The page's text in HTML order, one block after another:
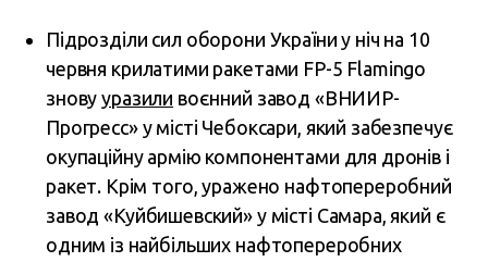
Підрозділи сил оборони України у ніч на 10
червня крилатими ракетами FP-5 Flamingo
зновууразили воєнний завод «ВНИИР-
Прогресс» у місті Чебоксари, який забезпечує
окупаційну армію компонентами для дронів і
ракет. Крім того, уражено нафтопереробний
завод «Куйбишевский» у місті Самара, який є
одним із найбільших нафтопереробних